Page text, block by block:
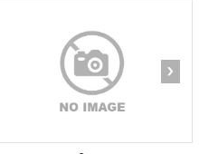
›